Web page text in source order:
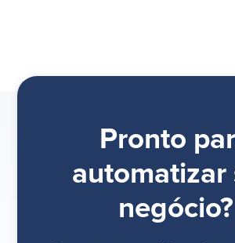
Pronto
automatizar
negócio?